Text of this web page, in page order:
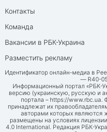
Контакты
Команда
Вакансии в РБК-Украина
Разместить рекламу
Идентификатор онлайн-медиа в
— R40-
Информационный портал «РБК-
версию (украинскую, русскую и
портала – https://www.rbc.ua.
принадлежат их
авторами которых являются
размещены на условиях
4.0 International. Редакция РБК-